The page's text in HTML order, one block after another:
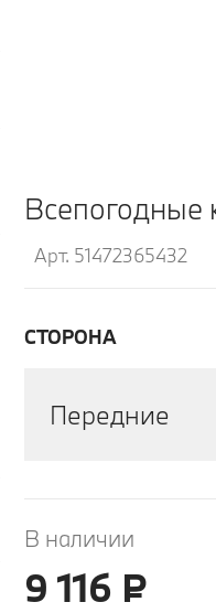
Всепогодные
Арт. 51472365432
СТОРОНА
Передние
В наличии
9 116 ₽